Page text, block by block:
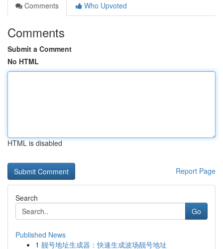
Comments
Who Upvoted
Comments
Submit a Comment
No HTML
HTML is disabled
Report Page
Search
Go
Published News
1 靓号地址生成器：快速生成波场靓号地址